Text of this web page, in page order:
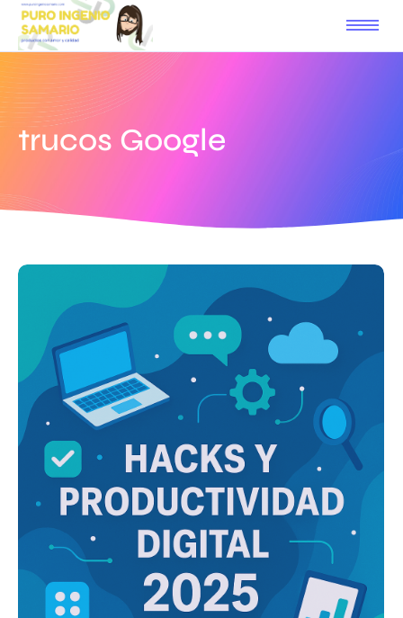
trucos Google